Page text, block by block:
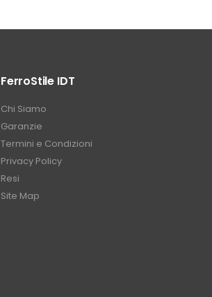
FerroStile IDT
Chi Siamo
Garanzie
Termini e Condizioni
Privacy Policy
Resi
Site Map